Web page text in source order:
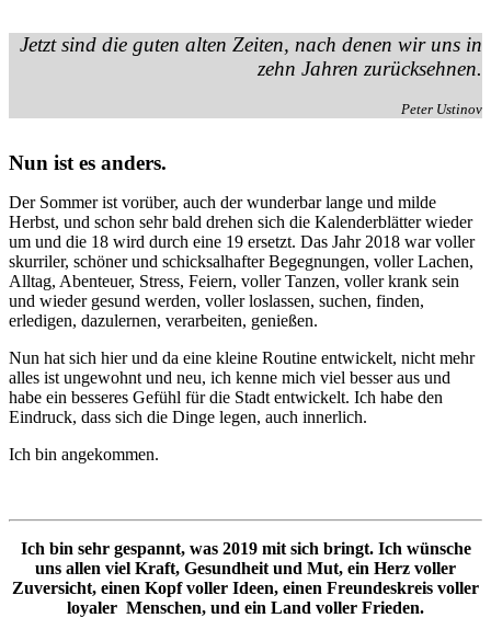
Jetzt sind die guten alten Zeiten, nach denen wir uns in
zehn Jahren zurücksehnen.
Peter Ustinov
Nun ist es anders.
Der Sommer ist vorüber, auch der wunderbar lange und milde
Herbst, und schon sehr bald drehen sich die Kalenderblätter wieder
um und die 18 wird durch eine 19 ersetzt. Das Jahr 2018 war voller
skurriler, schöner und schicksalhafter Begegnungen, voller Lachen,
Alltag, Abenteuer, Stress, Feiern, voller Tanzen, voller krank sein
und wieder gesund werden, voller loslassen, suchen, finden,
erledigen, dazulernen, verarbeiten, genießen.
Nun hat sich hier und da eine kleine Routine entwickelt, nicht mehr
alles ist ungewohnt und neu, ich kenne mich viel besser aus und
habe ein besseres Gefühl für die Stadt entwickelt. Ich habe den
Eindruck, dass sich die Dinge legen, auch innerlich.
Ich bin angekommen.
Ich bin sehr gespannt, was 2019 mit sich bringt. Ich wünsche
uns allen viel Kraft, Gesundheit und Mut, ein Herz voller
Zuversicht, einen Kopf voller Ideen, einen Freundeskreis voller
loyaler Menschen, und ein Land voller Frieden.